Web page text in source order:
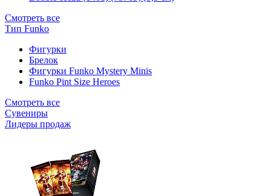
Смотреть все
Тип Funko
Фигурки
Брелок
Фигурки Funko Mystery Minis
Funko Pint Size Heroes
Смотреть все
Сувениры
Лидеры продаж